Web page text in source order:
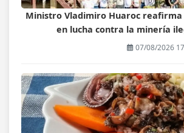
Ministro Vladimiro Huaroc
en lucha contra la minería
07/08/2026